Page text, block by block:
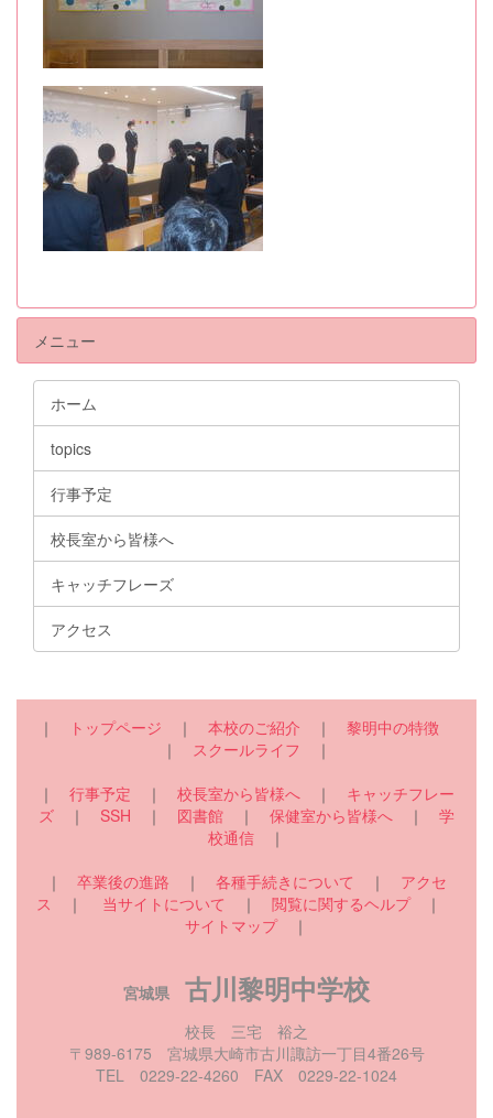
メニュー
ホーム
topics
行事予定
校長室から皆様へ
キャッチフレーズ
アクセス
｜ トップページ ｜ 本校のご紹介 ｜ 黎明中の特徴
｜ スクールライフ ｜
｜ 行事予定 ｜ 校長室から皆様へ ｜ キャッチフレー
ズ ｜ SSH ｜ 図書館 ｜ 保健室から皆様へ ｜ 学
校通信 ｜
｜ 卒業後の進路 ｜ 各種手続きについて ｜ アクセ
ス ｜ 当サイトについて ｜ 閲覧に関するヘルプ｜
サイトマップ｜
宮城県 古川黎明中学校
校長 三宅 裕之
〒989-6175 宮城県大崎市古川諏訪一丁目4番26号
TEL 0229-22-4260 FAX 0229-22-1024